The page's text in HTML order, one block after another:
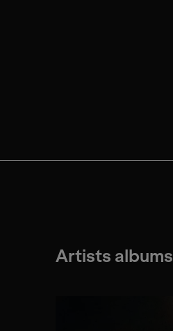
Artists albums